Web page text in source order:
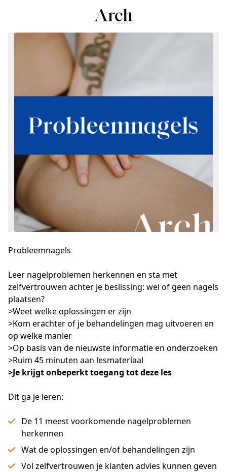
Probleemnagels
Leer nagelproblemen herkennen en sta met
zelfvertrouwen achter je beslissing: wel of geen nagels
plaatsen?
>Weet welke oplossingen er zijn
>Kom erachter of je behandelingen mag uitvoeren en
op welke manier
>Op basis van de nieuwste informatie en onderzoeken
>Ruim 45 minuten aan lesmateriaal
>Je krijgt onbeperkt toegang tot deze les
Dit ga je leren:
De 11 meest voorkomende nagelproblemen
herkennen
Wat de oplossingen en/of behandelingen zijn
Vol zelfvertrouwen je klanten advies kunnen geven